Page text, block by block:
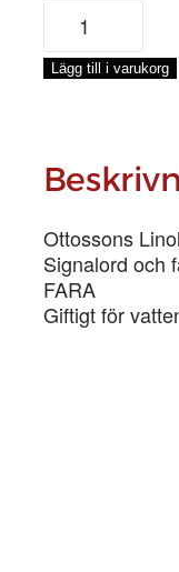
LINOLJEFÄRG
LJUSGUL,
3-
LIT
Lägg till i varukorg
Ottossons
Signalord och
FARA
Giftigt för